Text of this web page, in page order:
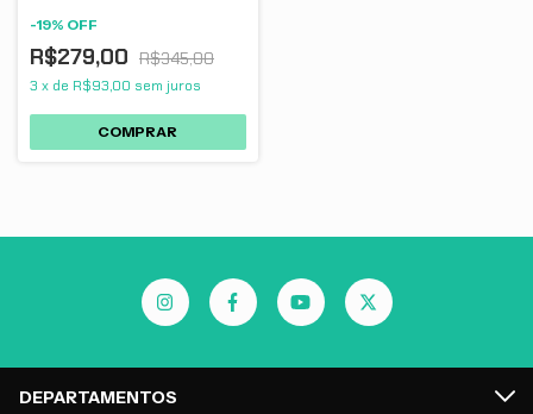
-19% OFF
R$279,00 R$345,00
3 x de R$93,00 sem juros
DEPARTAMENTOS